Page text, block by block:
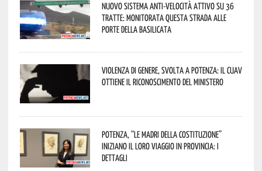
Nuovo sistema anti-velocità attivo su 36
tratte: monitorata questa strada alle
porte della Basilicata
Violenza di genere, svolta a Potenza: il CUAV
ottiene il riconoscimento del Ministero
Potenza, “Le Madri della Costituzione”
iniziano il loro viaggio in provincia: i
dettagli